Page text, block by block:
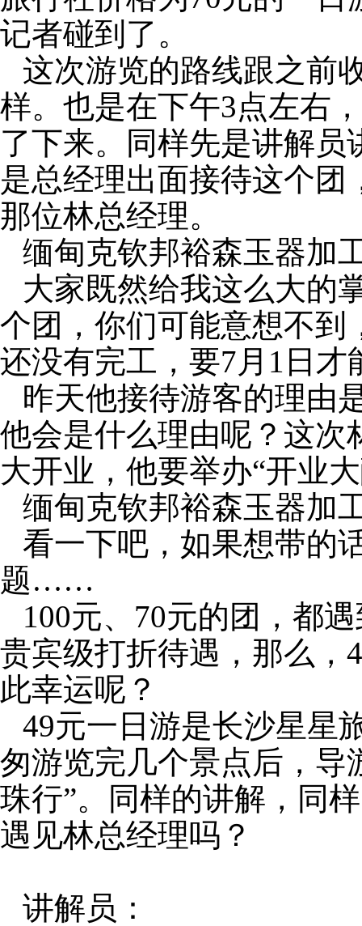
记者碰到了。
这次游览的路线跟之前
样。也是在下午3点左右
了下来。同样先是讲解
是总经理出面接待这个
那位林总经理。
缅甸克钦邦裕森玉器加
大家既然给我这么大的
个团，你们可能意想不到
还没有完工，要7月 1 日才
昨天他接待游客的理由
他会是什么理由呢？这次
大开业，他要举办“开业
缅甸克钦邦裕森玉器加
看一下吧，如果想带的
题……
100元、 70元的团，都
贵宾级打折待遇，那么，
此幸运呢？
49元一日游是长沙星星
匆游览完几个景点后，导
珠行”。同样的讲解，同
遇见林总经理吗？
讲解员：